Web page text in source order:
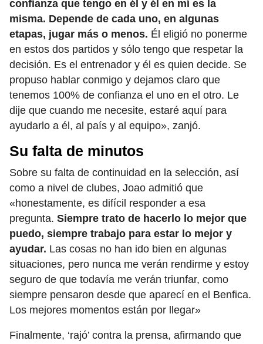
confianza que tengo en él y él en mí es la
misma. Depende de cada uno, en algunas
etapas, jugar más o menos. Él eligió no ponerme
en estos dos partidos y sólo tengo que respetar la
decisión. Es el entrenador y él es quien decide. Se
propuso hablar conmigo y dejamos claro que
tenemos 100% de confianza el uno en el otro. Le
dije que cuando me necesite, estaré aquí para
ayudarlo a él, al país y al equipo», zanjó.
Su falta de minutos
Sobre su falta de continuidad en la selección, así
como a nivel de clubes, Joao admitió que
«honestamente, es difícil responder a esa
pregunta. Siempre trato de hacerlo lo mejor que
puedo, siempre trabajo para estar lo mejor y
ayudar. Las cosas no han ido bien en algunas
situaciones, pero nunca me verán rendirme y estoy
seguro de que todavía me verán triunfar, como
siempre pensaron desde que aparecí en el Benfica.
Los mejores momentos están por llegar»
Finalmente, ‘rajó’ contra la prensa, afirmando que